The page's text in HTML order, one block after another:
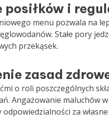
posiłków i
menu pozwala na
Stałe pory
przekąsek.
zasad
o roli poszczególnych
Angażowanie maluchów
za